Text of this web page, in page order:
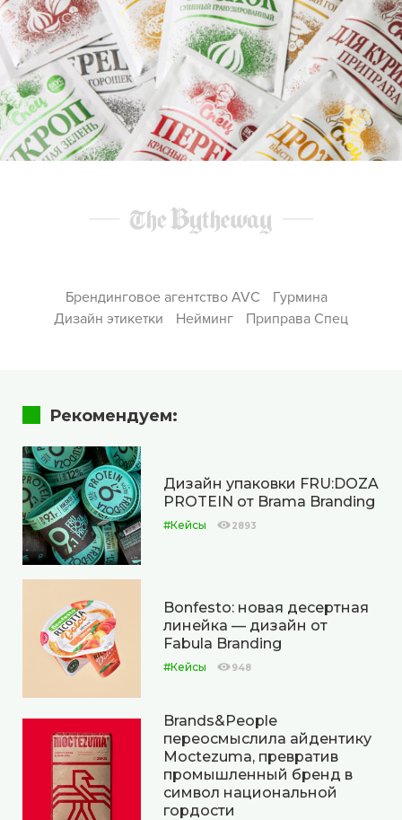
Брендинговое агентство AVC
Гурмина
Дизайн этикетки
Нейминг Приправа Спец
Рекомендуем:
Дизайн упаковки FRU:DOZA
PROTEIN от Brama Branding
#Кейсы 2893
Bonfesto: новая десертная
линейка — дизайн от
Fabula Branding
#Кейсы 948
Brands&People
переосмыслила айдентику
Moctezuma, превратив
промышленный бренд в
символ национальной
гордости